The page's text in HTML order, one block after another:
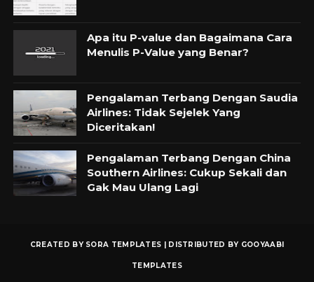
Apa itu P-value dan Bagaimana Cara
Menulis P-Value yang Benar?
Pengalaman Terbang Dengan Saudia
Airlines: Tidak Sejelek Yang
Diceritakan!
Pengalaman Terbang Dengan China
Southern Airlines: Cukup Sekali dan
Gak Mau Ulang Lagi
CREATED BY SORA TEMPLATES | DISTRIBUTED BY GOOYAABI
TEMPLATES